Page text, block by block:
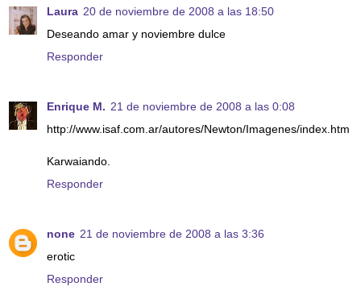
Laura 20 de noviembre de 2008 a las 18:50
Deseando amar y noviembre dulce
Responder
Enrique M. 21 de noviembre de 2008 a las 0:08
http://www.isaf.com.ar/autores/Newton/Imagenes/index.htm
Karwaiando.
Responder
none 21 de noviembre de 2008 a las 3:36
erotic
Responder